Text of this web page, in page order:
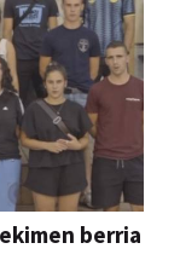
berria